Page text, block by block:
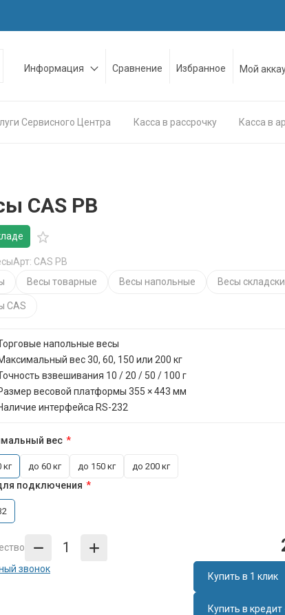
Информация Сравнение Избранное Мой
Сервисного Центра Касса в рассрочку Касса в
CAS PB
Арт: CAS PB
Весы товарные Весы напольные Весы
CAS
напольные весы
вес 30, 60, 150 или 200 кг
взвешивания 10 / 20 / 50 / 100 г
весовой платформы 355 × 443 мм
интерфейса RS-232
вес
кг до 60 кг до 150 кг до 200 кг
подключения
звонок
Купить в 1 клик
Купить в кредит